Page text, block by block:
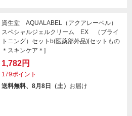
資生堂 AQUALABEL（アクアレーベル）
スペシャルジェルクリーム EX （ブライ
トニング）セットb(医薬部外品)[セットもの
＊スキンケア＊]
1,782円
179ポイント
送料無料、8月8日（土） お届け